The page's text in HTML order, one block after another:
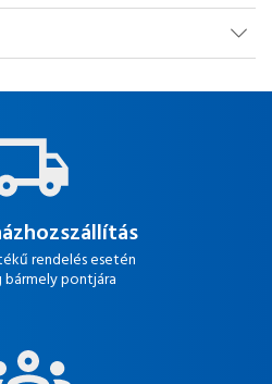
rendelés esetén
bármely pontjára